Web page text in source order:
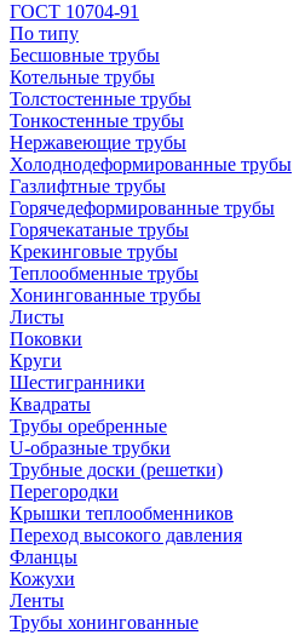
ГОСТ 10704-91
По типу
Бесшовные трубы
Котельные трубы
Толстостенные трубы
Тонкостенные трубы
Нержавеющие трубы
Холоднодеформированные трубы
Газлифтные трубы
Горячедеформированные трубы
Горячекатаные трубы
Крекинговые трубы
Теплообменные трубы
Хонингованные трубы
Листы
Поковки
Круги
Шестигранники
Квадраты
Трубы оребренные
U-образные трубки
Трубные доски (решетки)
Перегородки
Крышки теплообменников
Переход высокого давления
Фланцы
Кожухи
Ленты
Трубы хонингованные